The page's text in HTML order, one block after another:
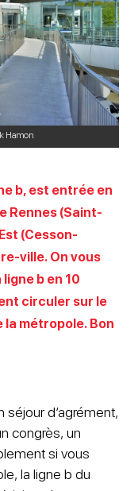
Hamon
b, est entrée en
Rennes (Saint-
(Cesson-
ville. On vous
b en 10
circuler sur le
métropole. Bon
séjour d’agrément,
congrès, un
si vous
la ligne b du